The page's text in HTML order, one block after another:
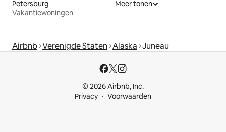
Petersburg
Vakantiewoningen
Meer tonen
Airbnb Verenigde Staten Alaska Juneau
© 2026 Airbnb, Inc.
Privacy
Voorwaarden